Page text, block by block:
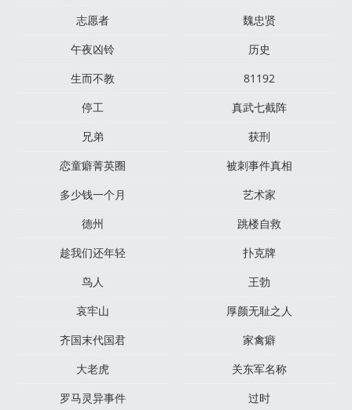
志愿者
魏忠贤
午夜凶铃
历史
生而不教
81192
停工
真武七截阵
兄弟
获刑
恋童癖菁英圈
被刺事件真相
多少钱一个月
艺术家
德州
跳楼自救
趁我们还年轻
扑克牌
鸟人
王勃
哀牢山
厚颜无耻之人
齐国末代国君
家禽癖
大老虎
关东军名称
罗马灵异事件
过时